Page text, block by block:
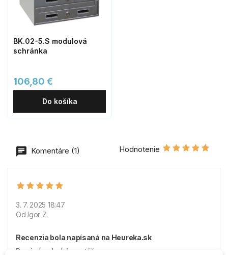
BK.02-5.S modulová
schránka
106,80 €
Do košíka
Komentáre (1) Hodnotenie
3. 7. 2025 18:47
Od Igor Z.
Recenzia bola napísaná na Heureka.sk
Pre: jednoduchá montáž